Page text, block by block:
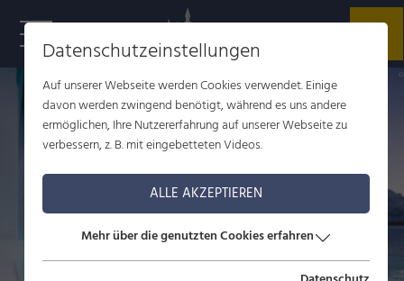
Datenschutzeinstellungen
Auf unserer Webseite werden Cookies verwendet. Einige
davon werden zwingend benötigt, während es uns andere
ermöglichen, Ihre Nutzererfahrung auf unserer Webseite zu
verbessern, z. B. mit eingebetteten Videos.
ALLE AKZEPTIEREN
Mehr über die genutzten Cookies erfahren